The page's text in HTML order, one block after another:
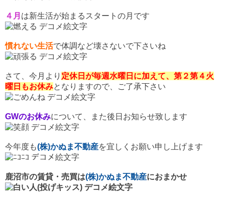
４月 は新生活が始まるスタートの月です
慣れない生活で体調など壊さないで下さいね
さて、今月より 定休日が毎週水曜日に加えて、第２第４火
曜日もお休みとなりますので、ご了承下さい
GWのお休みについて、また後日お知らせ致します
今年度も(株)かぬま不動産を宜しくお願い申し上げます
鹿沼市の賃貸・売買は(株)かぬま不動産におまかせ